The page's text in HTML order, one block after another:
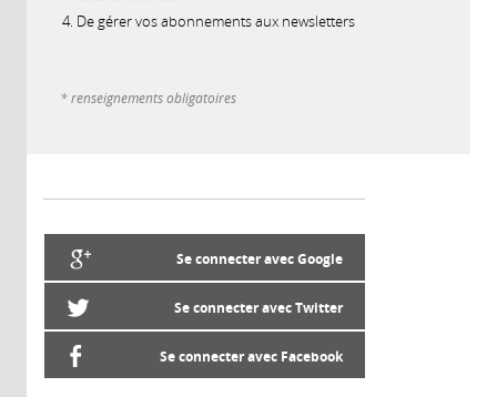
De gérer vos abonnements aux newsletters
* renseignements obligatoires
Se connecter avec Google
Se connecter avec Twitter
Se connecter avec Facebook